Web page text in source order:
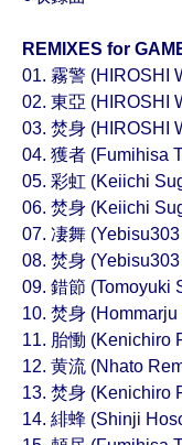
REMIXES for
01. 霧警 (HIROSHI
02. 東亞 (HIROSHI
03. 焚身 (HIROSHI
04. 獲者 (Fumihisa
05. 彩虹 (Keiichi
06. 焚身 (Keiichi
07. 凄舞
08. 焚身
09. 錯節 (Tomoyuki
10. 焚身
11. 胎慟 (Kenichiro
12. 黄流 (Nhato
13. 焚身 (Kenichiro
14. 緋蜂 (Shinji